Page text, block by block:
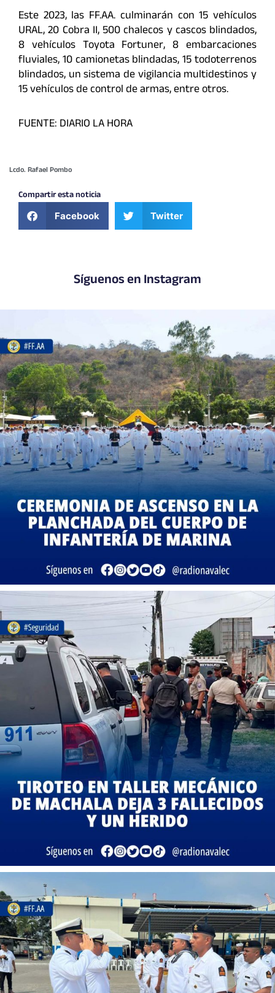
Este 2023, las FF.AA. culminarán con 15 vehículos
URAL, 20 Cobra II, 500 chalecos y cascos blindados,
8 vehículos Toyota Fortuner, 8 embarcaciones
fluviales, 10 camionetas blindadas, 15 todoterrenos
blindados, un sistema de vigilancia multidestinos y
15 vehículos de control de armas, entre otros.
FUENTE: DIARIO LA HORA
Lcdo. Rafael Pombo
Compartir esta noticia
Facebook Twitter
Síguenos en Instagram